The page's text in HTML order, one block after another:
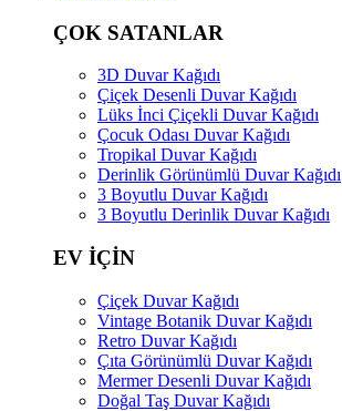
ÇOK SATANLAR
3D Duvar Kağıdı
Çiçek Desenli Duvar Kağıdı
Lüks İnci Çiçekli Duvar Kağıdı
Çocuk Odası Duvar Kağıdı
Tropikal Duvar Kağıdı
Derinlik Görünümlü Duvar Kağıdı
3 Boyutlu Duvar Kağıdı
3 Boyutlu Derinlik Duvar Kağıdı
EV İÇİN
Çiçek Duvar Kağıdı
Vintage Botanik Duvar Kağıdı
Retro Duvar Kağıdı
Çıta Görünümlü Duvar Kağıdı
Mermer Desenli Duvar Kağıdı
Doğal Taş Duvar Kağıdı